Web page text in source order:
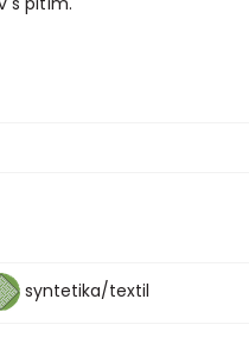
syntetika/textil